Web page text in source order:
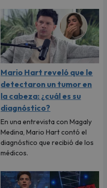
Mario Hart reveló que le
detectaron un tumor en
la cabeza: ¿cuál es su
diagnóstico?
En una entrevista con Magaly
Medina, Mario Hart contó el
diagnóstico que recibió de los
médicos.